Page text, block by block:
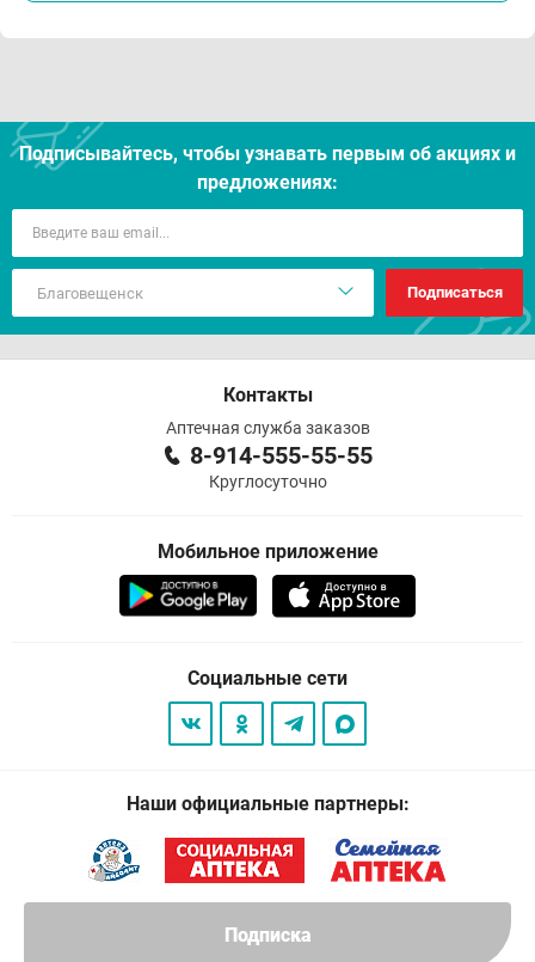
Подписка
Подписывайтесь, чтобы узнавать первым об акцияx и
предложениях:
Подписаться
Контакты
Аптечная служба заказов
8-914-555-55-55
Круглосуточно
Мобильное приложение
Социальные сети
Наши официальные партнеры: